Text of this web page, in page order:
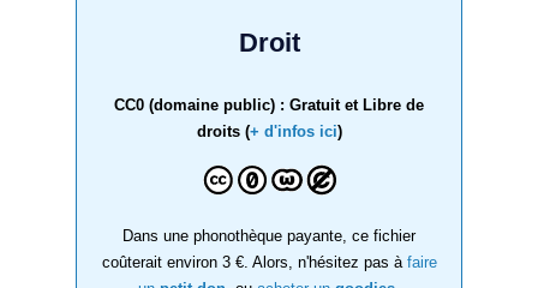
Droit
CC0 (domaine public) : Gratuit et Libre de
droits (+ d'infos ici)
Dans une phonothèque payante, ce fichier
coûterait environ 3 €. Alors, n'hésitez pas à faire